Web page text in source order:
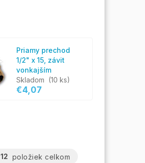
Priamy prechod
1/2" x 15, závit
vonkajším
Skladom (10 ks)
€4,07
12 položiek celkom